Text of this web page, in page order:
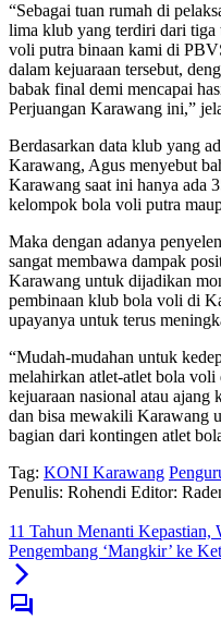
“Sebagai tuan rumah di
lima klub yang terdiri dari
voli putra binaan kami di
dalam kejuaraan tersebut,
babak final demi mencapai
Perjuangan Karawang ini,”
Berdasarkan data klub yang
Karawang, Agus menyebut
Karawang saat ini hanya ada
kelompok bola voli putra
Maka dengan adanya
sangat membawa dampak
Karawang untuk dijadikan
pembinaan klub bola voli di
upayanya untuk terus
“Mudah-mudahan untuk
melahirkan atlet-atlet bola
kejuaraan nasional atau ajang
dan bisa mewakili Karawang
bagian dari kontingen atlet
Tag: KONI Karawang
Penulis: Rohendi Editor:
11 Tahun Menanti Kepastian,
Pengembang ‘Mangkir’ ke